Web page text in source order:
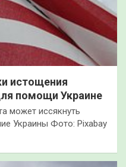
истощения
помощи Украине
может иссякнуть
Украины Фото: Pixabay